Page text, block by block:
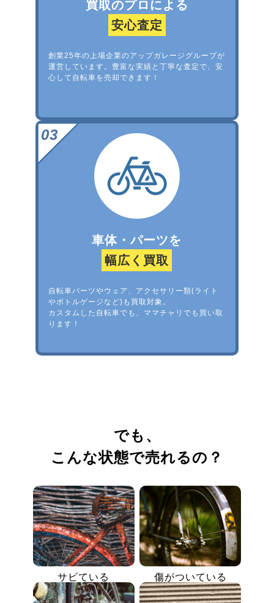
買取のプロによる
安心査定
創業25年の上場企業のアップガレージグループが
運営しています。豊富な実績と丁寧な査定で、安
心して自転車を売却できます！
車体・パーツを
幅広く買取
自転車パーツやウェア、アクセサリー類(ライト
やボトルゲージなど)も買取対象。
カスタムした自転車でも、ママチャリでも買い取
ります！
でも、
こんな状態で売れるの？
サビている 傷がついている